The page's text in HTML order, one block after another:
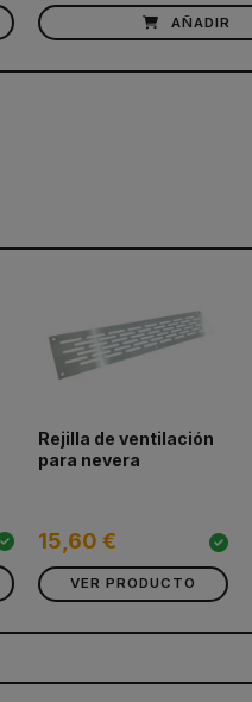
AÑADIR
Rejilla de ventilación
para nevera
15,60 €
VER PRODUCTO